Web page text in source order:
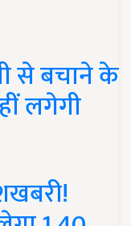
से बचाने के
लगेगी